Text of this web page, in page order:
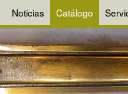
Noticias Catálogo